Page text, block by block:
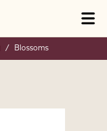
/ Blossoms